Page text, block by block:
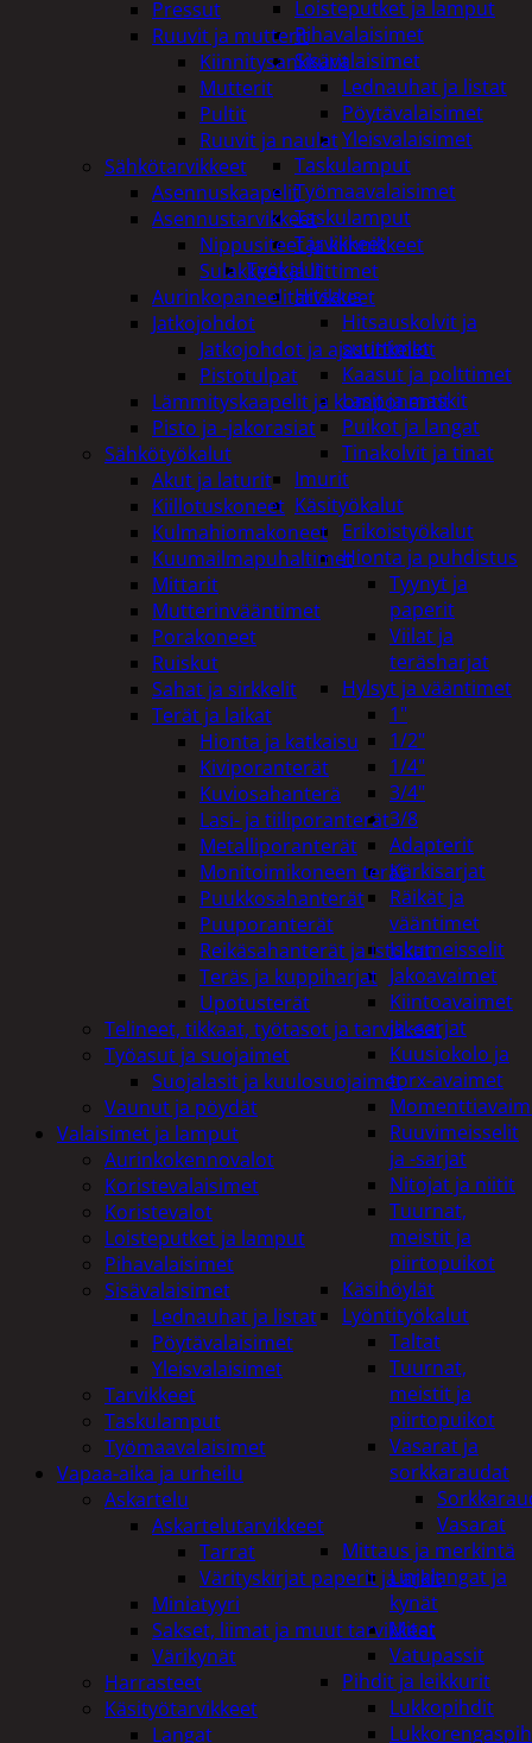
Loisteputket ja lamput
Pihavalaisimet
Sisävalaisimet
Lednauhat ja listat
Pöytävalaisimet
Yleisvalaisimet
Taskulamput
Työmaavalaisimet
Taskulamput
Tarvikkeet
Työkalut
Hitsaus
Hitsauskolvit ja
suuttimet
Kaasut ja polttimet
Lasit ja maskit
Puikot ja langat
Tinakolvit ja tinat
Imurit
Käsityökalut
Erikoistyökalut
Hionta ja puhdistus
Tyynyt ja
paperit
Viilat ja
teräsharjat
Hylsyt ja vääntimet
1"
1/2"
1/4"
3/4"
3/8
Adapterit
Kärkisarjat
Räikät ja
vääntimet
Iskumeisselit
Jakoavaimet
Kiintoavaimet
ja -sarjat
Kuusiokolo ja
torx-avaimet
Ruuvimeisselit
ja -sarjat
Nitojat ja niitit
Tuurnat,
meistit ja
piirtopuikot
Käsihöylät
Lyöntityökalut
Taltat
Tuurnat,
meistit ja
piirtopuikot
Vasarat ja
sorkkaraudat
Vasarat
Mittaus ja merkintä
Linjalangat ja
kynät
Mitat
Vatupassit
Pihdit ja leikkurit
Lukkopihdit
Pressut
Ruuvit ja mutterit
Kiinnitysankkurit
Mutterit
Pultit
Ruuvit ja naulat
Sähkötarvikkeet
Asennuskaapelit
Asennustarvikkeet
Nippusiteet ja kiinnikkeet
Sulakkeet ja liittimet
Aurinkopaneelitarvikkeet
Jatkojohdot
Jatkojohdot ja ajastinkellot
Pistotulpat
Lämmityskaapelit ja komponentit
Pisto ja -jakorasiat
Sähkötyökalut
Akut ja laturit
Kiillotuskoneet
Kulmahiomakoneet
Kuumailmapuhaltimet
Mittarit
Mutterinvääntimet
Porakoneet
Ruiskut
Sahat ja sirkkelit
Terät ja laikat
Hionta ja katkaisu
Kiviporanterät
Kuviosahanterä
Lasi- ja tiiliporanterät
Metalliporanterät
Monitoimikoneen terät
Puukkosahanterät
Puuporanterät
Reikäsahanterät ja istukat
Teräs ja kuppiharjat
Upotusterät
Telineet, tikkaat, työtasot ja tarvikkeet
Työasut ja suojaimet
Suojalasit ja kuulosuojaimet
Vaunut ja pöydät
Valaisimet ja lamput
Aurinkokennovalot
Koristevalaisimet
Koristevalot
Loisteputket ja lamput
Pihavalaisimet
Sisävalaisimet
Lednauhat ja listat
Pöytävalaisimet
Yleisvalaisimet
Tarvikkeet
Taskulamput
Työmaavalaisimet
Vapaa-aika ja urheilu
Askartelu
Askartelutarvikkeet
Tarrat
Värityskirjat paperit ja arkit
Miniatyyri
Sakset, liimat ja muut tarvikkeet
Värikynät
Harrasteet
Käsityötarvikkeet
Langat